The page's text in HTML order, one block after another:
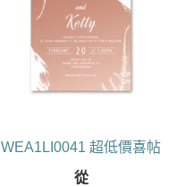
WEA1LI0041 超低價喜帖
從